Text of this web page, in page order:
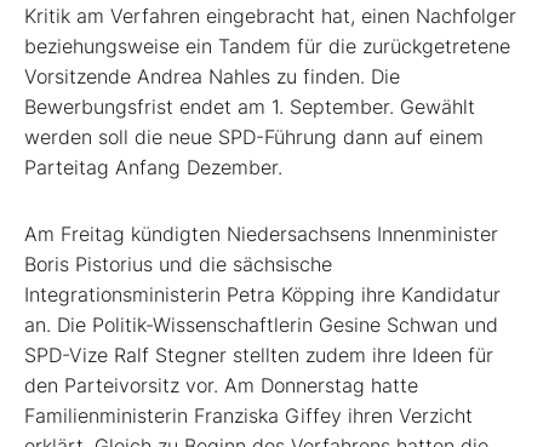
Kritik am Verfahren eingebracht hat, einen Nachfolger
beziehungsweise ein Tandem für die zurückgetretene
Vorsitzende Andrea Nahles zu finden. Die
Bewerbungsfrist endet am 1. September. Gewählt
werden soll die neue SPD-Führung dann auf einem
Parteitag Anfang Dezember.
Am Freitag kündigten Niedersachsens Innenminister
Boris Pistorius und die sächsische
Integrationsministerin Petra Köpping ihre Kandidatur
an. Die Politik-Wissenschaftlerin Gesine Schwan und
SPD-Vize Ralf Stegner stellten zudem ihre Ideen für
den Parteivorsitz vor. Am Donnerstag hatte
Familienministerin Franziska Giffey ihren Verzicht